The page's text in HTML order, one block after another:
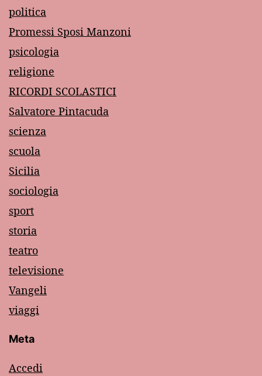
politica
Promessi Sposi Manzoni
psicologia
religione
RICORDI SCOLASTICI
Salvatore Pintacuda
scienza
scuola
Sicilia
sociologia
sport
storia
teatro
televisione
Vangeli
viaggi
Meta
Accedi